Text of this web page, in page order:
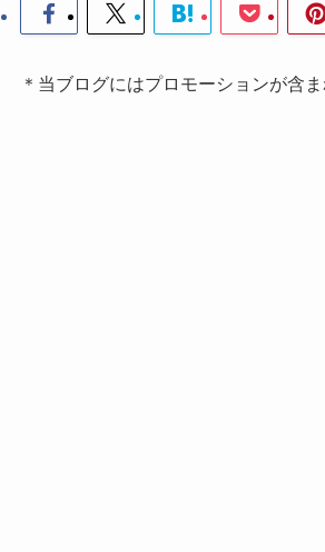
＊当ブログにはプロモーションが含